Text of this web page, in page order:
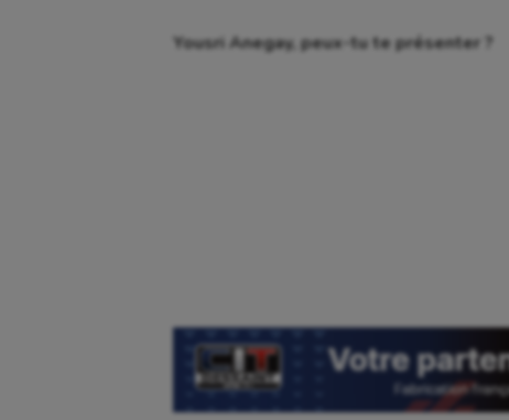
Yousri Anegay, peux-tu te présenter ?